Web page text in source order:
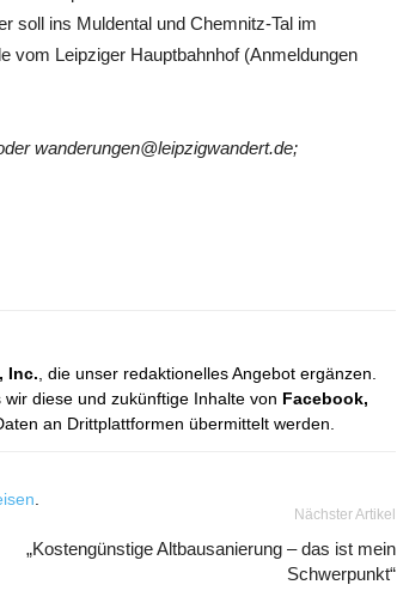
soll ins Muldental und Chemnitz-Tal im
vom Leipziger Hauptbahnhof (Anmeldungen
wanderungen@leipzigwandert.de;
Inc. , die unser redaktionelles Angebot ergänzen.
wir diese und zukünftige Inhalte von Facebook,
an Drittplattformen übermittelt werden.
Nächster Artikel
„Kostengünstige Altbausanierung – das ist mein
Schwerpunkt“